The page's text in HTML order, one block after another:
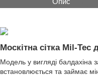
Москітна сітка Mil-
Модель у вигляді балдахіна
встановлюється та займає